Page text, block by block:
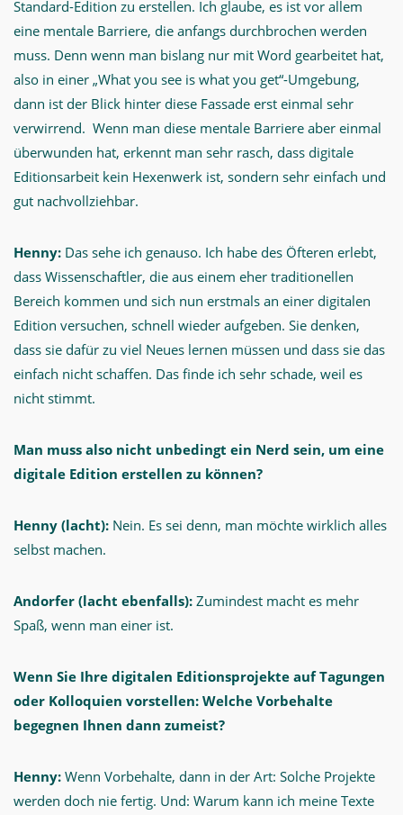
Standard-Edition zu erstellen. Ich glaube, es ist vor allem
eine mentale Barriere, die anfangs durchbrochen werden
muss. Denn wenn man bislang nur mit Word gearbeitet hat,
also in einer „What you see is what you get“-Umgebung,
dann ist der Blick hinter diese Fassade erst einmal sehr
verwirrend. Wenn man diese mentale Barriere aber einmal
überwunden hat, erkennt man sehr rasch, dass digitale
Editionsarbeit kein Hexenwerk ist, sondern sehr einfach und
gut nachvollziehbar.
Henny: Das sehe ich genauso. Ich habe des Öfteren erlebt,
dass Wissenschaftler, die aus einem eher traditionellen
Bereich kommen und sich nun erstmals an einer digitalen
Edition versuchen, schnell wieder aufgeben. Sie denken,
dass sie dafür zu viel Neues lernen müssen und dass sie das
einfach nicht schaffen. Das finde ich sehr schade, weil es
nicht stimmt.
Man muss also nicht unbedingt ein Nerd sein, um eine
digitale Edition erstellen zu können?
Henny (lacht): Nein. Es sei denn, man möchte wirklich alles
selbst machen.
Andorfer (lacht ebenfalls): Zumindest macht es mehr
Spaß, wenn man einer ist.
Wenn Sie Ihre digitalen Editionsprojekte auf Tagungen
oder Kolloquien vorstellen: Welche Vorbehalte
begegnen Ihnen dann zumeist?
Henny: Wenn Vorbehalte, dann in der Art: Solche Projekte
werden doch nie fertig. Und: Warum kann ich meine Texte